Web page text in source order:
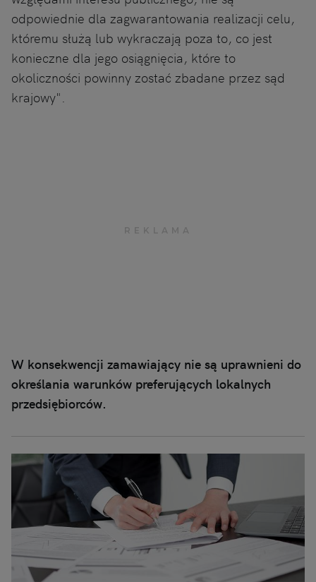
odpowiednie dla zagwarantowania realizacji celu,
któremu służą lub wykraczają poza to, co jest
konieczne dla jego osiągnięcia, które to
okoliczności powinny zostać zbadane przez sąd
krajowy".
W konsekwencji zamawiający nie są uprawnieni do
określania warunków preferujących lokalnych
przedsiębiorców.